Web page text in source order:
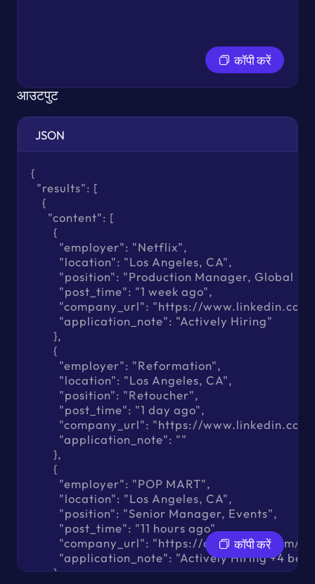
कॉपी करें
आउटपुट
JSON
{
  "results": [
    {
      "content": [
        {
          "employer": "Netflix",
          "location": "Los Angeles, CA",
"position": "Production Manager, Global
          "post_time": "1 week ago",
"company_url": "https://
          "application_note": "Actively Hiring"
        },
        {
          "employer": "Reformation",
          "location": "Los Angeles, CA",
          "position": "Retoucher",
          "post_time": "1 day ago",
"company_url": "https://
          "application_note": ""
        },
        {
          "employer": "POP MART",
          "location": "Los Angeles, CA",
          "position": "Senior Manager, Events",
          "post_time": "11 hours ago",
"company_url": "https://
"application_note": "Actively Hiring +4
        },
कॉपी करें